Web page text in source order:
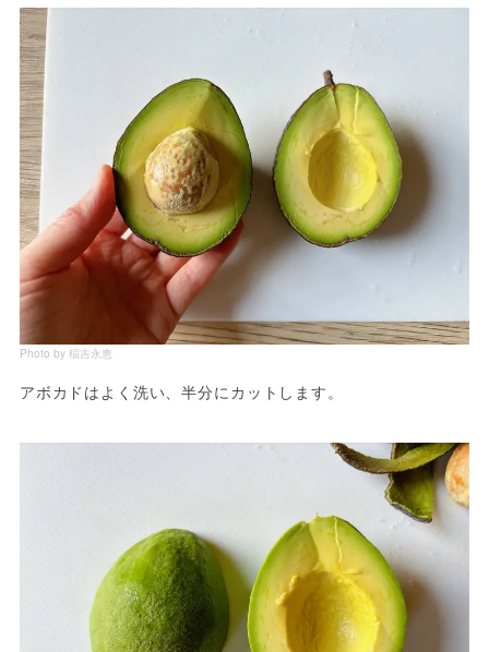
Photo by 稲吉永恵
アボカドはよく洗い、半分にカットします。